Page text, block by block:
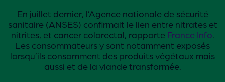
En juillet dernier, l’Agence nationale de sécurité
sanitaire (ANSES) confirmait le lien entre nitrates et
nitrites, et cancer colorectal, rapporte France Info
Les consommateurs y sont notamment exposés
lorsqu’ils consomment des produits végétaux mais
aussi et de la viande transformée.